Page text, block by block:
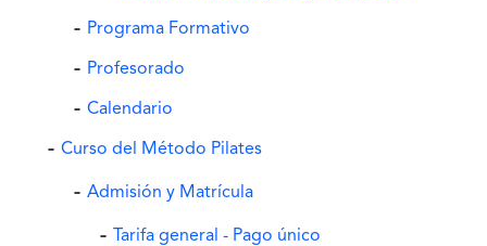
Programa Formativo
Profesorado
Calendario
Curso del Método Pilates
Admisión y Matrícula
Tarifa general - Pago único